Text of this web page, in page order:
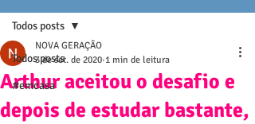
Todos posts
#emcasa
Todos posts
Arthur aceitou o desafio e
depois de estudar bastante,
NOVA GERAÇÃO
3 de set. de 2020 1 min de leitura